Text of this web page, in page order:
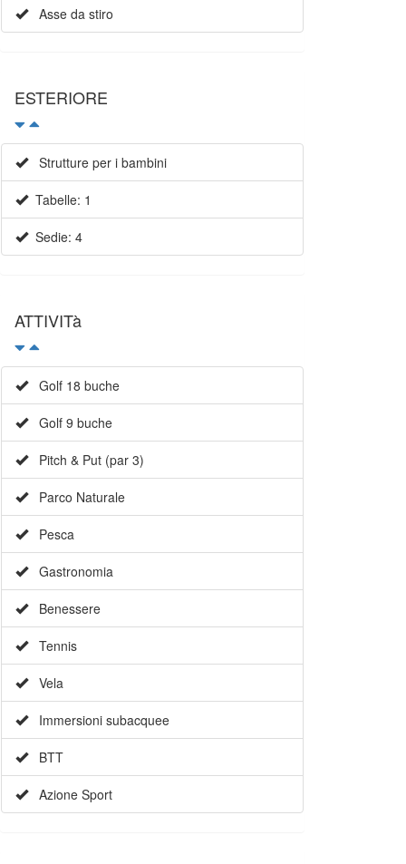
Asse da stiro
ESTERIORE
Strutture per i bambini
Tabelle: 1
Sedie: 4
ATTIVITà
Golf 18 buche
Golf 9 buche
Pitch & Put (par 3)
Parco Naturale
Pesca
Gastronomia
Benessere
Tennis
Vela
Immersioni subacquee
BTT
Azione Sport